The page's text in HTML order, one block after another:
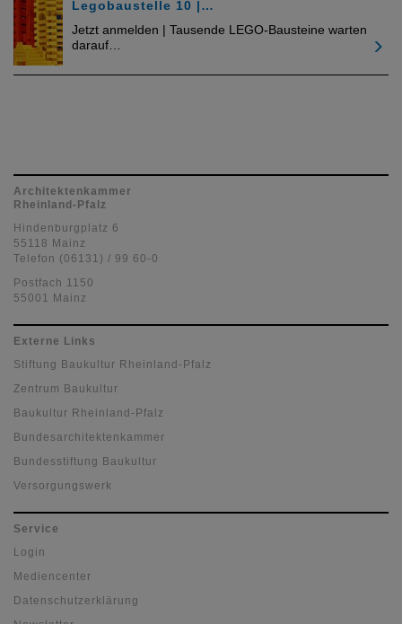
Legobaustelle 10 |…
Jetzt anmelden | Tausende LEGO-Bausteine warten
darauf…
Architektenkammer
Rheinland-Pfalz
Hindenburgplatz 6
55118 Mainz
Telefon (06131) / 99 60-0
Postfach 1150
55001 Mainz
Externe Links
Stiftung Baukultur Rheinland-Pfalz
Zentrum Baukultur
Baukultur Rheinland-Pfalz
Bundesarchitektenkammer
Bundesstiftung Baukultur
Versorgungswerk
Service
Login
Mediencenter
Datenschutzerklärung